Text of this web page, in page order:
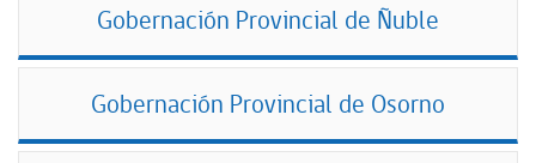
Gobernación Provincial de Ñuble
Gobernación Provincial de Osorno